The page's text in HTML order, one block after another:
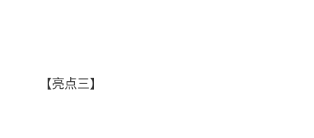
【亮点三】